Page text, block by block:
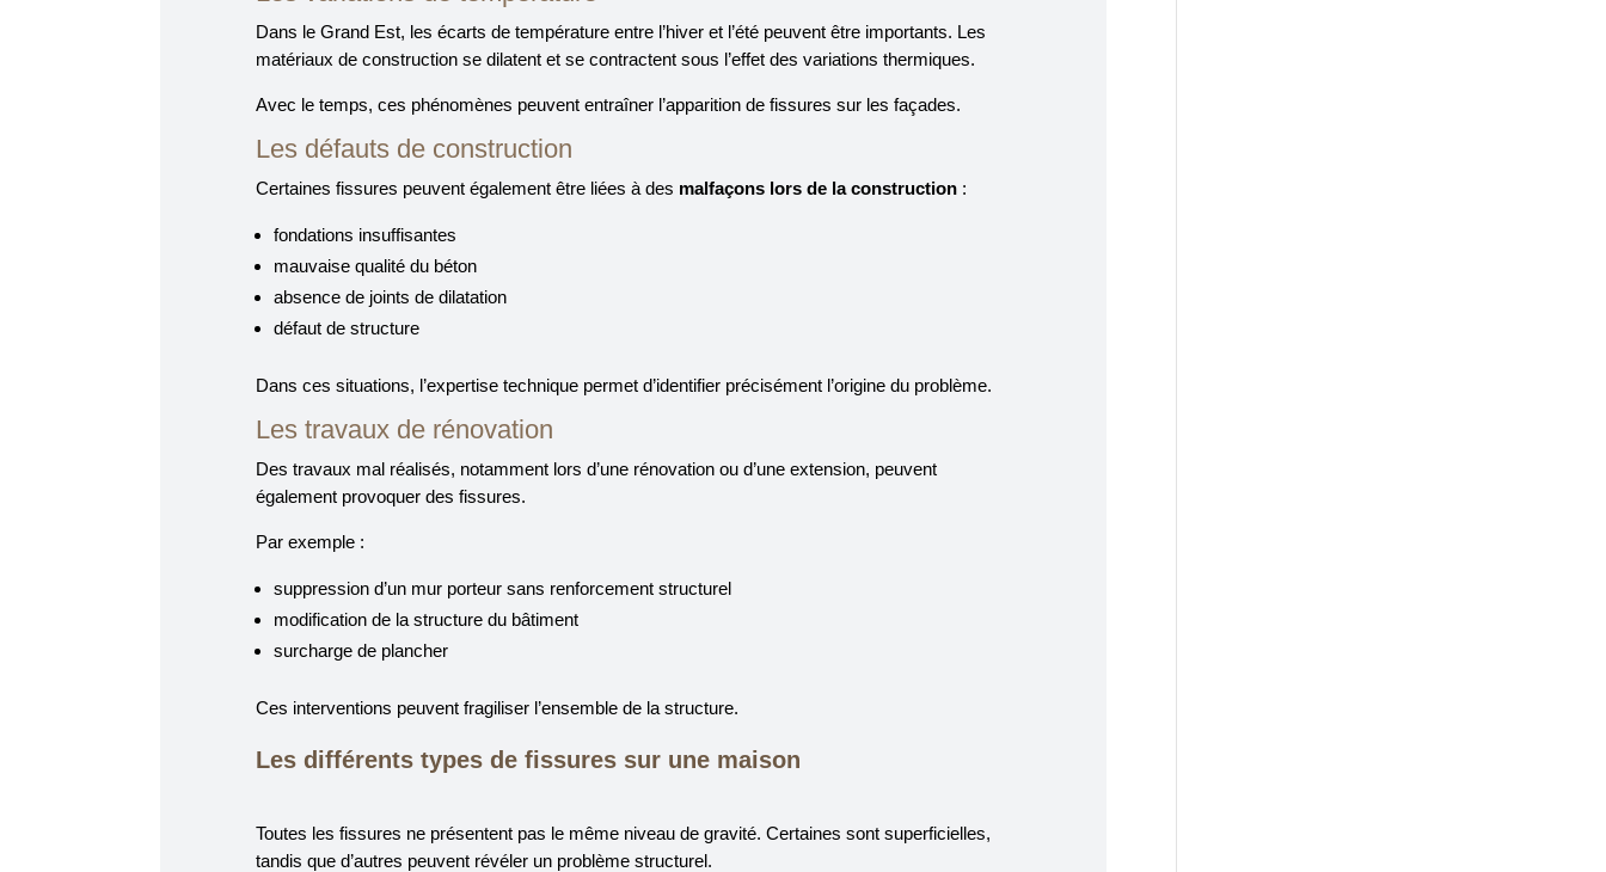
Dans le Grand Est, les écarts de température entre l’hiver et l’été peuvent être importants. Les
matériaux de construction se dilatent et se contractent sous l’effet des variations thermiques.
Avec le temps, ces phénomènes peuvent entraîner l’apparition de fissures sur les façades.
Les défauts de construction
Certaines fissures peuvent également être liées à des malfaçons lors de la construction:
fondations insuffisantes
mauvaise qualité du béton
absence de joints de dilatation
défaut de structure
Dans ces situations, l’expertise technique permet d’identifier précisément l’origine du problème.
Les travaux de rénovation
Des travaux mal réalisés, notamment lors d’une rénovation ou d’une extension, peuvent
également provoquer des fissures.
Par exemple :
suppression d’un mur porteur sans renforcement structurel
modification de la structure du bâtiment
surcharge de plancher
Ces interventions peuvent fragiliser l’ensemble de la structure.
Les différents types de fissures sur une maison
Toutes les fissures ne présentent pas le même niveau de gravité. Certaines sont superficielles,
tandis que d’autres peuvent révéler un problème structurel.